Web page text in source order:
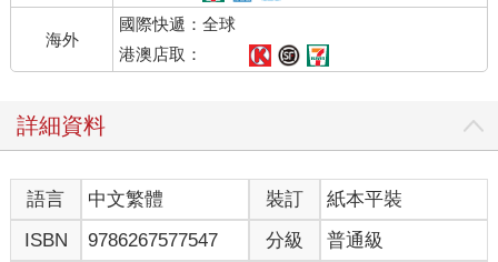
我怎麼辦？這會不會根本是在浪費時間？萬一我說錯話呢？」這
種感覺，就像再度回到開學第一天。
沒看見任何認識的人。你只好鼓起勇氣、深呼吸，走向第一個映
入眼簾的人。在走近的過程中，你感覺自己越來越緊張。你禮貌
自我介紹：「嗨，我是珍．史密斯。噢，○○先生，很高興認識
你。你是做什麼的？」你站在那裡，希望可以從對方口中聽出，
他就是你在找的那個人。你很渴望有個新的工作機會（什麼都
好），或者一個新客戶（誰都行）。
對方回答：「我也很高興認識你，珍。我是做保險的，歡迎跟我
聊聊你的保險需求。」
海外
國際快遞：全球
港澳店取：
詳細資料
語言 中文繁體 裝訂
紙本平裝
ISBN
9786267577547 分級 普通級